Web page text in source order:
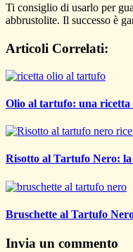
Ti consiglio di usarlo per
abbrustolite. Il successo è
Articoli Correlati:
Olio al tartufo: una ricetta
Risotto al Tartufo Nero:
Bruschette al Tartufo
Invia un commento